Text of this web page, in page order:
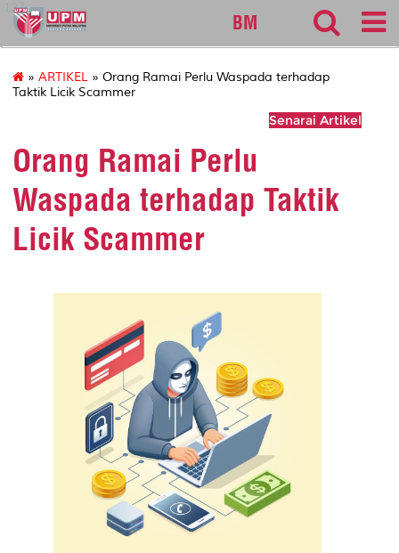
127
BM
» ARTIKEL » Orang Ramai Perlu Waspada terhadap
Taktik Licik Scammer
Senarai Artikel
Orang Ramai Perlu
Waspada terhadap Taktik
Licik Scammer